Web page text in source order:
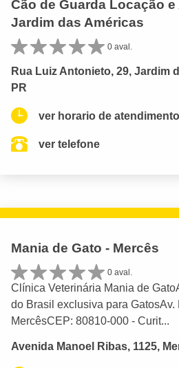
Cão de Guarda Locação
Jardim das Américas
0 aval.
Rua Luiz Antonieto, 29, Jardim
PR
ver horario de
ver telefone
Mania de Gato - Mercês
0 aval.
Clínica Veterinária Mania de
do Brasil exclusiva para GatosAv.
MercêsCEP: 80810-000 - Curit...
Avenida Manoel Ribas, 1125,